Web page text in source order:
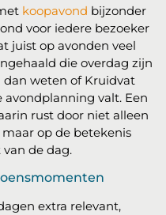
koopavond bijzonder
voor iedere bezoeker
juist op avonden veel
die overdag zijn
dan weten of Kruidvat
valt. Een
rust door niet alleen
op de betekenis
de dag.
extra relevant,